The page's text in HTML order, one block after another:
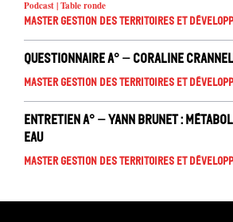
Podcast | Table ronde
Master Gestion des territoires et
Questionnaire A° – Coraline
Master Gestion des territoires et
Entretien A° – Yann Brunet :
eau
Master Gestion des territoires et